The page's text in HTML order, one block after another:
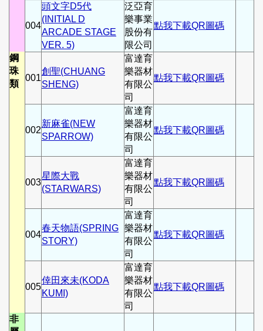
004
頭文字D5代
(INITIAL D
ARCADE STAGE
VER. 5)
泛亞育
樂事業
股份有
限公司
點我下載QR圖碼
鋼
珠
類
001
創聖(CHUANG
SHENG)
富達育
樂器材
有限公
司
點我下載QR圖碼
002
新麻雀(NEW
SPARROW)
富達育
樂器材
有限公
司
點我下載QR圖碼
003
星際大戰
(STARWARS)
富達育
樂器材
有限公
司
點我下載QR圖碼
004
春天物語(SPRING
STORY)
富達育
樂器材
有限公
司
點我下載QR圖碼
005
倖田來未(KODA
KUMI)
富達育
樂器材
有限公
司
點我下載QR圖碼
非